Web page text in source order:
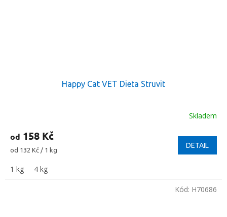
Happy Cat VET Dieta Struvit
Skladem
od 158 Kč
Měrná
od 132 Kč / 1 kg
DETAIL
1 kg 4 kg
Kód: H70686